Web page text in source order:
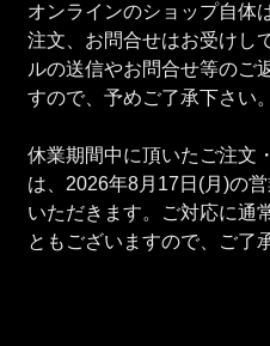
オンラインのショップ自体
注文、お問合せはお受けし
ルの送信やお問合せ等のご
すので、予めご了承下さい。
休業期間中に頂いたご注文
は、2026年8月17日(月)の
いただきます。ご対応に通
ともございますので、ご了